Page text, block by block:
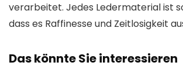
verarbeitet. Jedes Ledermaterial ist
dass es Raffinesse und Zeitlosigkeit
Das könnte Sie interessieren